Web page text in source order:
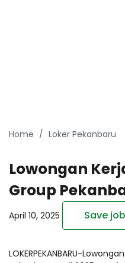
Home Loker Pekanbaru
Lowongan
Group
April 10, 2025 Save job
LOKERPEKANBARU-